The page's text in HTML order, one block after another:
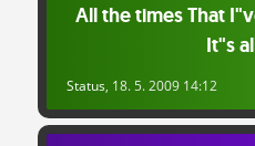
All the times That
It"s
Status, 18. 5. 2009 14:12